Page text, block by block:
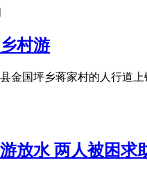
村游
金国坪乡蒋家村的人行道
放水 两人被困